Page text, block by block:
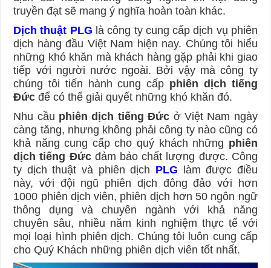
truyền đạt sẽ mang ý nghĩa hoàn toàn khác.
Dịch thuật PLG là công ty cung cấp dịch vụ phiên
dịch hàng đầu Việt Nam hiện nay. Chúng tôi hiểu
những khó khăn mà khách hàng gặp phải khi giao
tiếp với người nước ngoài. Bởi vậy mà công ty
chúng tôi tiến hành cung cấp phiên dịch tiếng
Đức để có thể giải quyết những khó khăn đó.
Nhu cầu phiên dịch tiếng Đức ở Việt Nam ngày
càng tăng, nhưng không phải công ty nào cũng có
khả năng cung cấp cho quý khách những phiên
dịch tiếng Đứcđảm bảo chất lượng được. Công
ty dịch thuật và phiên dịch PLG làm được điều
này, với đội ngũ phiên dịch đông đảo với hơn
1000 phiên dịch viên, phiên dịch hơn 50 ngôn ngữ
thông dụng và chuyên ngành với khả năng
chuyên sâu, nhiều năm kinh nghiệm thực tế với
mọi loại hình phiên dịch. Chúng tôi luôn cung cấp
cho Quý Khách những phiên dịch viên tốt nhất.